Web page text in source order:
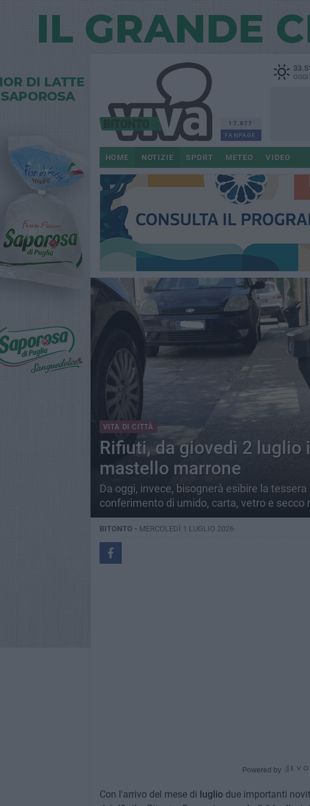
17.877
FANPAGE
33.5
HOME NOTIZIE SPORT METEO VIDEO
VITA DI CITTÀ
Rifiuti, da giovedì 2 luglio
mastello marrone
Da oggi, invece, bisognerà esibire la
conferimento di umido, carta, vetro e secco
BITONTO - MERCOLEDÌ 1 LUGLIO 2026
Powered by
Con l'arrivo del mese di luglio due importanti